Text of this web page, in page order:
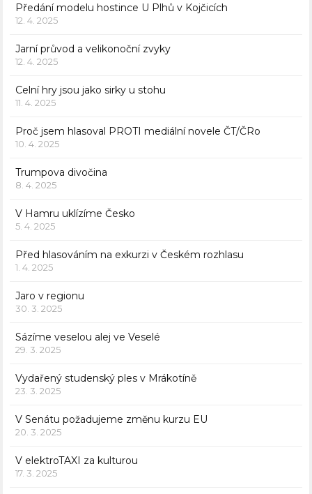
Předání modelu hostince U Plhů v Kojčicích
12. 4. 2025
Jarní průvod a velikonoční zvyky
12. 4. 2025
Celní hry jsou jako sirky u stohu
11. 4. 2025
Proč jsem hlasoval PROTI mediální novele ČT/ČRo
10. 4. 2025
Trumpova divočina
8. 4. 2025
V Hamru uklízíme Česko
5. 4. 2025
Před hlasováním na exkurzi v Českém rozhlasu
1. 4. 2025
Jaro v regionu
30. 3. 2025
Sázíme veselou alej ve Veselé
29. 3. 2025
Vydařený studenský ples v Mrákotíně
23. 3. 2025
V Senátu požadujeme změnu kurzu EU
20. 3. 2025
V elektroTAXI za kulturou
17. 3. 2025